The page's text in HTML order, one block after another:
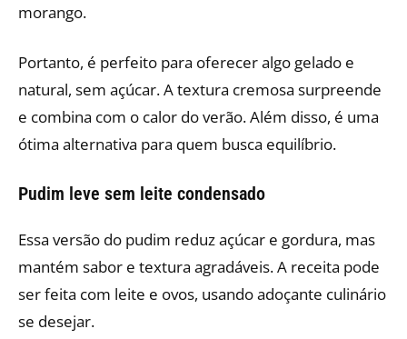
morango.
Portanto, é perfeito para oferecer algo gelado e
natural, sem açúcar. A textura cremosa surpreende
e combina com o calor do verão. Além disso, é uma
ótima alternativa para quem busca equilíbrio.
Pudim leve sem leite condensado
Essa versão do pudim reduz açúcar e gordura, mas
mantém sabor e textura agradáveis. A receita pode
ser feita com leite e ovos, usando adoçante culinário
se desejar.